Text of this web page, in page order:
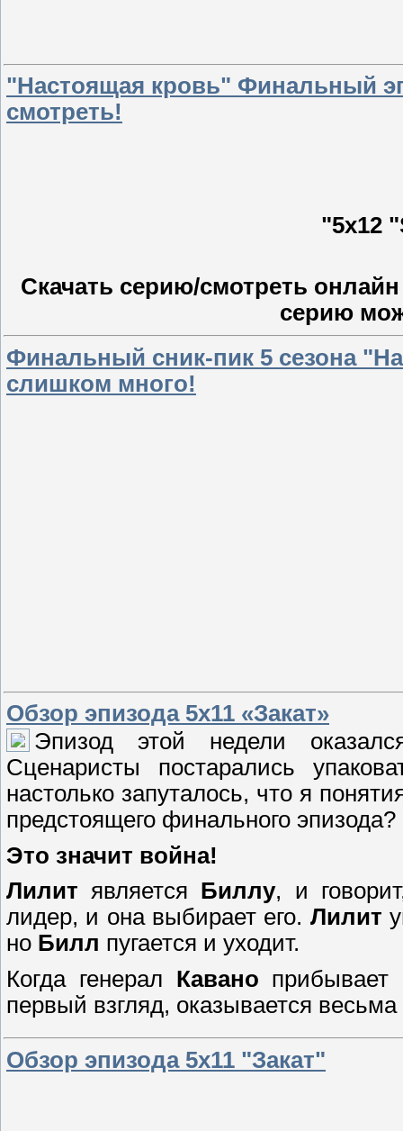
"Настоящая кровь" Финальный
смотреть!
"5х12
Скачать серию/смотреть
серию
Финальный сник-пик 5 сезона
слишком много!
Обзор эпизода 5х11 «Закат»
Эпизод этой недели
Сценаристы постарались
настолько запуталось, что я
предстоящего финального эпизода?
Это значит война!
Лилит является Биллу, и
лидер, и она выбирает его. Лилит
но Билл пугается и уходит.
Когда генерал Кавано
первый взгляд, оказывается
Обзор эпизода 5х11 "Закат"